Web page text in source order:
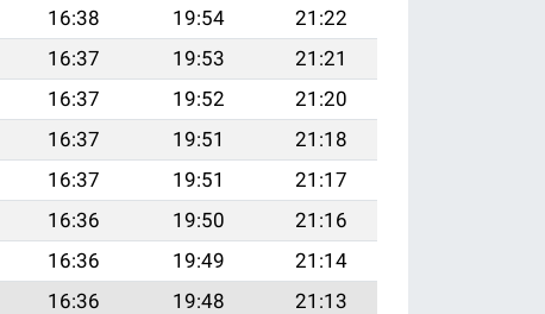
16:38 19:54
21:22
16:37 19:53
21:21
16:37 19:52
21:20
16:37 19:51
21:18
16:37 19:51
21:17
16:36 19:50
21:16
16:36 19:49
21:14
16:36 19:48
21:13